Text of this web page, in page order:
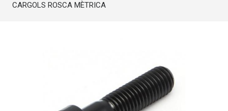
CARGOLS ROSCA MÈTRICA